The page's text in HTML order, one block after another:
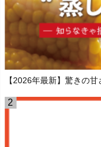
【2026年最新】驚きの